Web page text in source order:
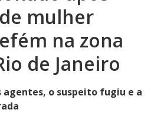
mulher
na zona
de Janeiro
agentes, o suspeito fugiu e a